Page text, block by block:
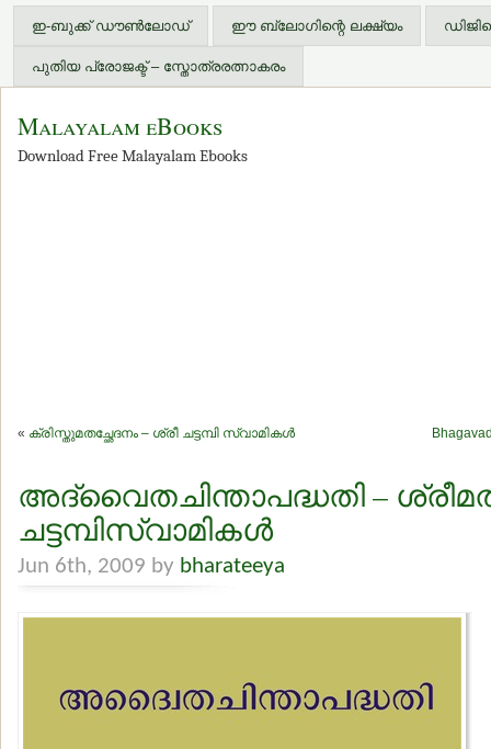
ഇ-ബുക്ക് ഡൗണ്‍ലോഡ് ഈ ബ്ലോഗിന്റെ ലക്ഷ്യം
പുതിയ പ്രോജക്ട് – സ്തോത്രരത്നാകരം
Malayalam eBooks
Download Free Malayalam Ebooks
« ക്രിസ്തുമതച്ഛേദനം – ശ്രീ ചട്ടമ്പി സ്വാമികള്‍
അദ്വൈതചിന്താപദ്ധതി –
ചട്ടമ്പിസ്വാമികള്‍
Jun 6th, 2009 by bharateeya